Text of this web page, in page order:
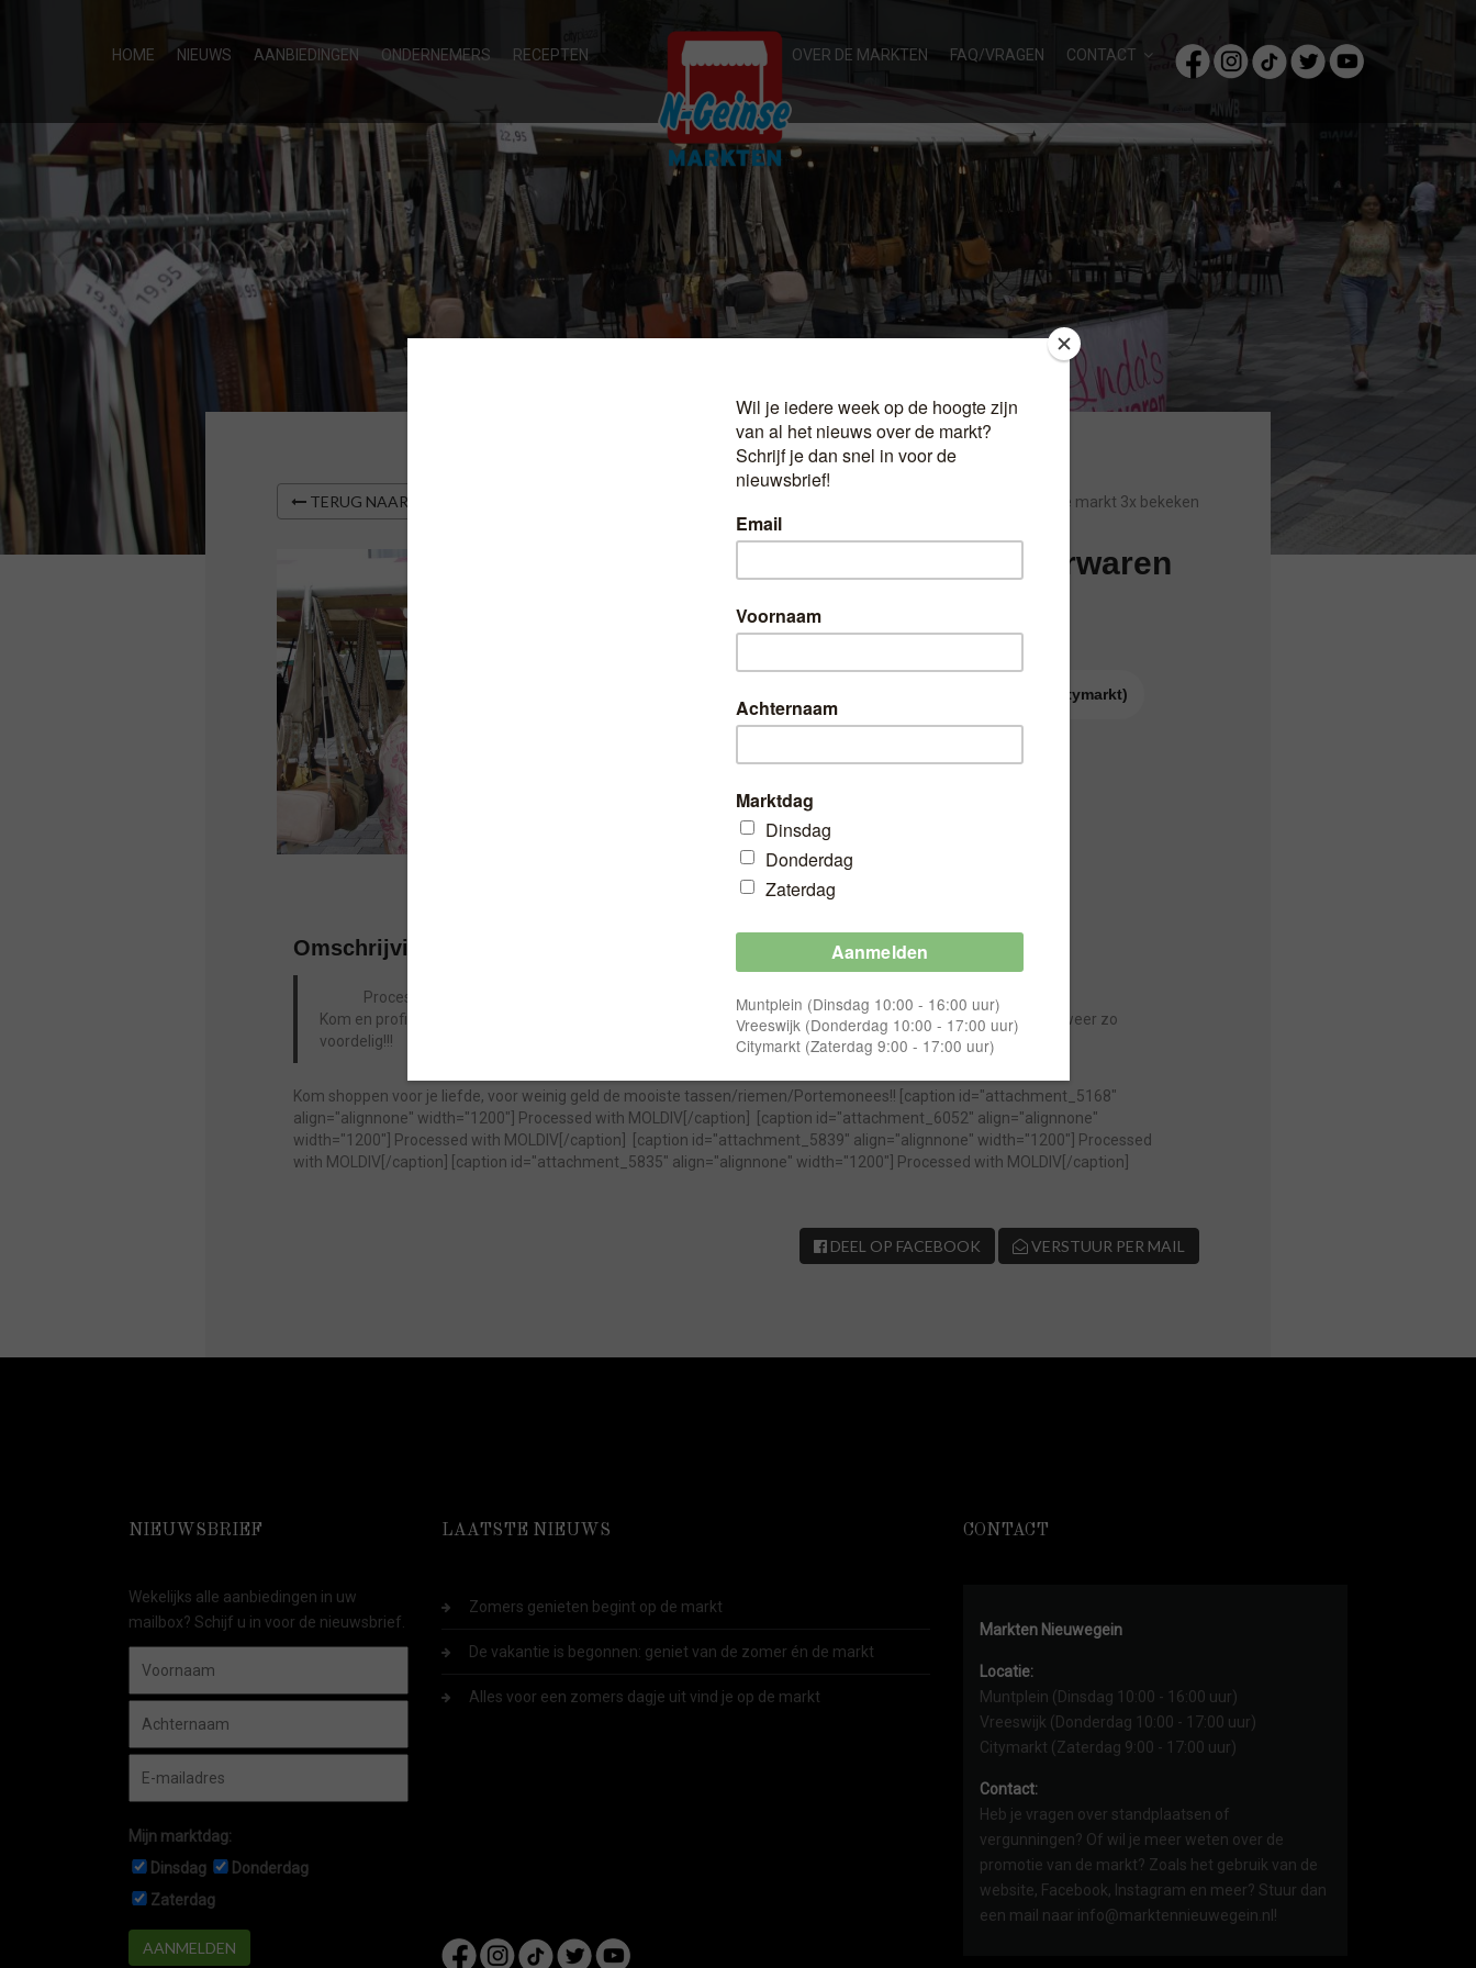
HOME NIEUWS AANBIEDINGEN ONDERNEMERS RECEPTEN OVER DE MARKTEN FAQ/VRAGEN CONTACT
TERUG NAAR OVERZICHT Sinds laatste markt 3x bekeken
Valentijn bij Linda’s Lederwaren
Markten: Citymarkt (Zaterdag 9:00 - 17:00 uur)
Linda’s lederwaren (Alleen Zaterdag op de Citymarkt)
Omschrijving
Processed with MOLDIV
Kom en profiteer van onze Valentijnsactie!!! elk 2 de artikel 20% extra korting op onze prijzen!! Dus dubbelop weer zo
voordelig!!!
Kom shoppen voor je liefde, voor weinig geld de mooiste tassen/riemen/Portemonees!! [caption id="attachment_5168"
align="alignnone" width="1200"]
Processed with MOLDIV[/caption]
[caption id="attachment_6052" align="alignnone"
width="1200"]
Processed with MOLDIV[/caption] [caption id="attachment_5839" align="alignnone" width="1200"]
Processed
with MOLDIV[/caption] [caption id="attachment_5835" align="alignnone" width="1200"]
Processed with MOLDIV[/caption]
DEEL OP FACEBOOK VERSTUUR PER MAIL
NIEUWSBRIEF
Wekelijks alle aanbiedingen in uw
mailbox? Schijf u in voor de nieuwsbrief.
Mijn marktdag:
Dinsdag
Donderdag
Zaterdag
AANMELDEN
LAATSTE NIEUWS
Zomers genieten begint op de markt
De vakantie is begonnen: geniet van de zomer én de markt
Alles voor een zomers dagje uit vind je op de markt
CONTACT
Markten Nieuwegein
Locatie:
Muntplein (Dinsdag 10:00 - 16:00 uur)
Vreeswijk (Donderdag 10:00 - 17:00 uur)
Citymarkt (Zaterdag 9:00 - 17:00 uur)
Contact:
Heb je vragen over standplaatsen of
vergunningen? Of wil je meer weten over de
promotie van de markt? Zoals het gebruik van de
website, Facebook, Instagram en meer? Stuur dan
een mail naar info@marktennieuwegein.nl!